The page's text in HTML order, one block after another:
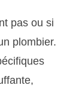
pas ou si
plombier.